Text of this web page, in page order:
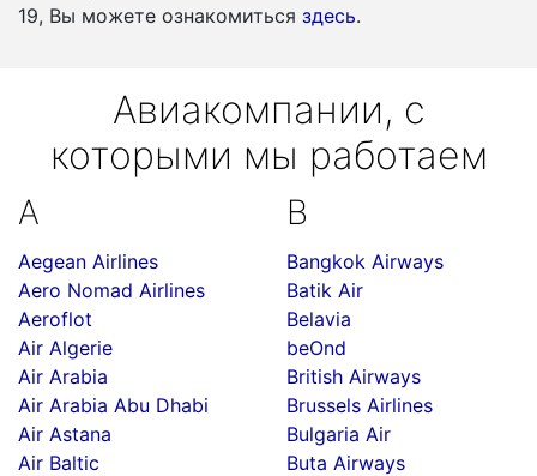
19, Вы можете ознакомиться здесь.
Авиакомпании, с
которыми мы работаем
A
Aegean Airlines
Aero Nomad Airlines
Aeroflot
Air Algerie
Air Arabia
Air Arabia Abu Dhabi
Air Astana
Air Baltic
B
Bangkok Airways
Batik Air
Belavia
beOnd
British Airways
Brussels Airlines
Bulgaria Air
Buta Airways